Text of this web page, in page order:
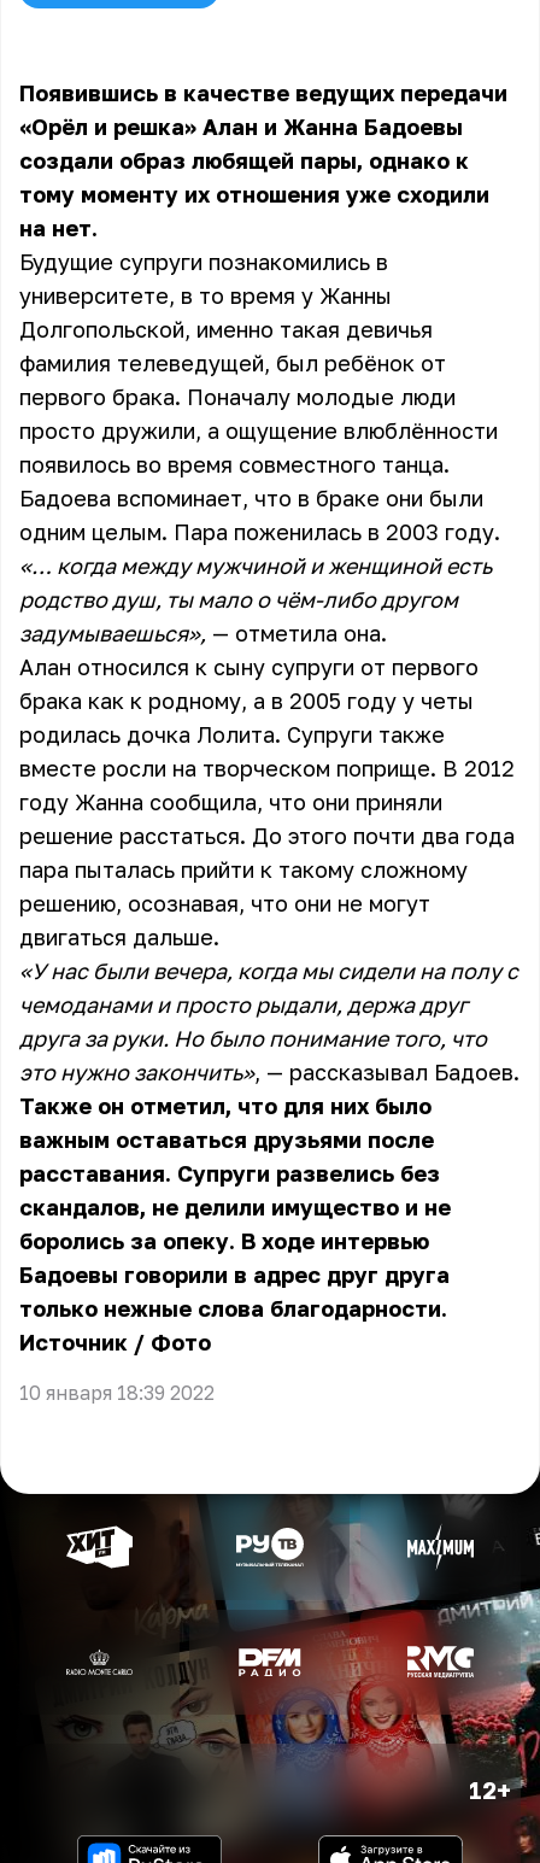
Появившись в качестве ведущих передачи
«Орёл и решка» Алан и Жанна Бадоевы
создали образ любящей пары, однако к
тому моменту их отношения уже сходили
на нет.
Будущие супруги познакомились в
университете, в то время у Жанны
Долгопольской, именно такая девичья
фамилия телеведущей, был ребёнок от
первого брака. Поначалу молодые люди
просто дружили, а ощущение влюблённости
появилось во время совместного танца.
Бадоева вспоминает, что в браке они были
одним целым. Пара поженилась в 2003 году.
«… когда между мужчиной и женщиной есть
родство душ, ты мало о чём-либо другом
задумываешься», — отметила она.
Алан относился к сыну супруги от первого
брака как к родному, а в 2005 году у четы
родилась дочка Лолита. Супруги также
вместе росли на творческом поприще. В 2012
году Жанна сообщила, что они приняли
решение расстаться. До этого почти два года
пара пыталась прийти к такому сложному
решению, осознавая, что они не могут
двигаться дальше.
«У нас были вечера, когда мы сидели на полу с
чемоданами и просто рыдали, держа друг
друга за руки. Но было понимание того, что
это нужно закончить», — рассказывал Бадоев.
Также он отметил, что для них было
важным оставаться друзьями после
расставания. Супруги развелись без
скандалов, не делили имущество и не
боролись за опеку. В ходе интервью
Бадоевы говорили в адрес друг друга
только нежные слова благодарности.
Источник / Фото
10 января 18:39 2022
12+